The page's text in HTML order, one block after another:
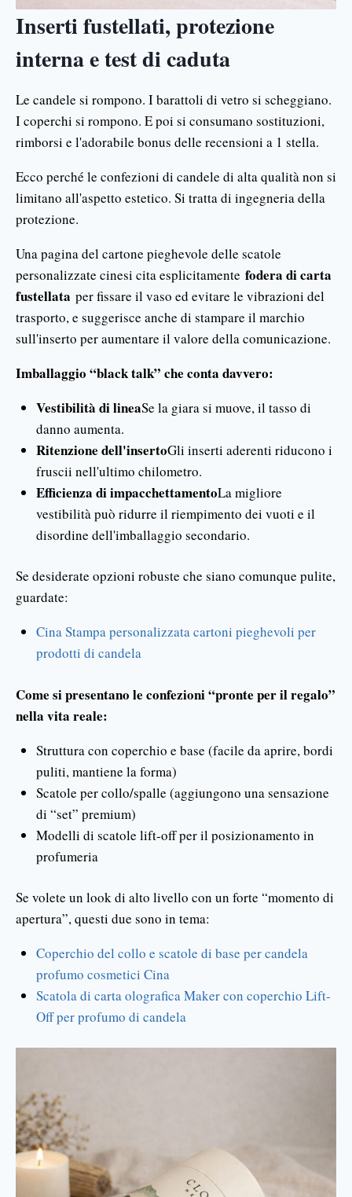
Inserti fustellati, protezione
interna e test di caduta
Le candele si rompono. I barattoli di vetro si scheggiano.
I coperchi si rompono. E poi si consumano sostituzioni,
rimborsi e l'adorabile bonus delle recensioni a 1 stella.
Ecco perché le confezioni di candele di alta qualità non si
limitano all'aspetto estetico. Si tratta di ingegneria della
protezione.
Una pagina del cartone pieghevole delle scatole
personalizzate cinesi cita esplicitamente fodera di carta
fustellata per fissare il vaso ed evitare le vibrazioni del
trasporto, e suggerisce anche di stampare il marchio
sull'inserto per aumentare il valore della comunicazione.
Imballaggio “black talk” che conta davvero:
Vestibilità di lineaSe la giara si muove, il tasso di
danno aumenta.
Ritenzione dell'insertoGli inserti aderenti riducono i
fruscii nell'ultimo chilometro.
Efficienza di impacchettamentoLa migliore
vestibilità può ridurre il riempimento dei vuoti e il
disordine dell'imballaggio secondario.
Se desiderate opzioni robuste che siano comunque pulite,
guardate:
Cina Stampa personalizzata cartoni pieghevoli per
prodotti di candela
Come si presentano le confezioni “pronte per il regalo”
nella vita reale:
Struttura con coperchio e base (facile da aprire, bordi
puliti, mantiene la forma)
Scatole per collo/spalle (aggiungono una sensazione
di “set” premium)
Modelli di scatole lift-off per il posizionamento in
profumeria
Se volete un look di alto livello con un forte “momento di
apertura”, questi due sono in tema:
Coperchio del collo e scatole di base per candela
profumo cosmetici Cina
Scatola di carta olografica Maker con coperchio Lift-
Off per profumo di candela